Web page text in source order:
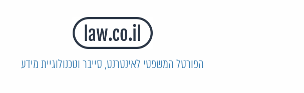
הפורטל המשפטי לאינטרנט, סייבר וטכנולוגיית מידע